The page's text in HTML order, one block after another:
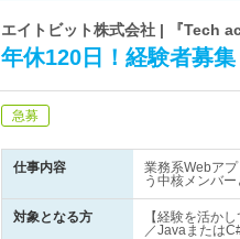
エイトビット株式会社 | 『Tech
年休120日！経験者募
急募
仕事内容
業務系Webア
う中核メンバー
対象となる方
【経験を活か
／Javaまたは